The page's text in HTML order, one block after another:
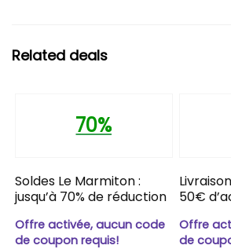
Related deals
70%
Soldes Le Marmiton :
jusqu’à 70% de réduction
Offre activée, aucun code
de coupon requis!
50€
Offre
de